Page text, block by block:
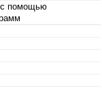
с помощью